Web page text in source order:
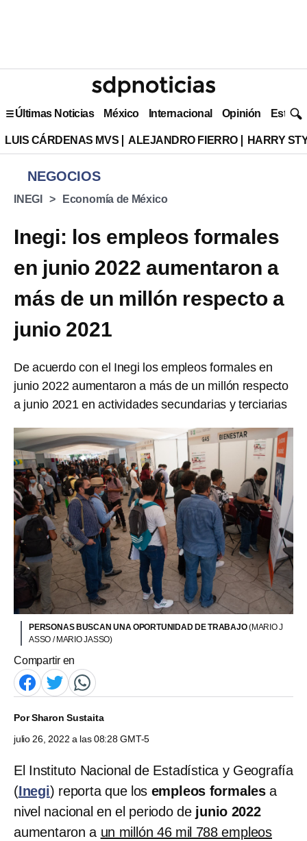
Últimas Noticias México Internacional Opinión Estilo
LUIS CÁRDENAS MVS ALEJANDRO FIERRO HARRY
NEGOCIOS
INEGI Economía de México
Inegi: los empleos formales
en junio 2022 aumentaron a
más de un millón respecto a
junio 2021
De acuerdo con el Inegi los empleos formales en
junio 2022 aumentaron a más de un millón respecto
a junio 2021 en actividades secundarias y terciarias
PERSONAS BUSCAN UNA OPORTUNIDAD DE TRABAJO(MARIO J
ASSO / MARIO JASSO)
Compartir en
PorSharon Sustaita
julio 26, 2022 a las 08:28 GMT-5
El Instituto Nacional de Estadística y Geografía
(Inegi) reporta que los empleos formalesa
nivel nacional en el periodo dejunio 2022
aumentaron a un millón 46 mil 788 empleos